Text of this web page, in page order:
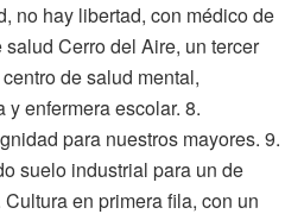
no hay libertad, con médico de
Cerro del Aire, un tercer
de salud mental,
enfermera escolar. 8.
para nuestros mayores. 9.
suelo industrial para un de
en primera fila, con un